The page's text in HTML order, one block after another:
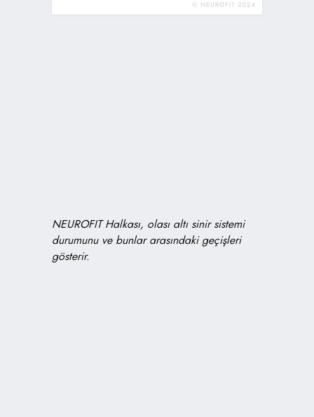
NEUROFIT Halkası, olası altı sinir sistemi
durumunu ve bunlar arasındaki geçişleri
gösterir.